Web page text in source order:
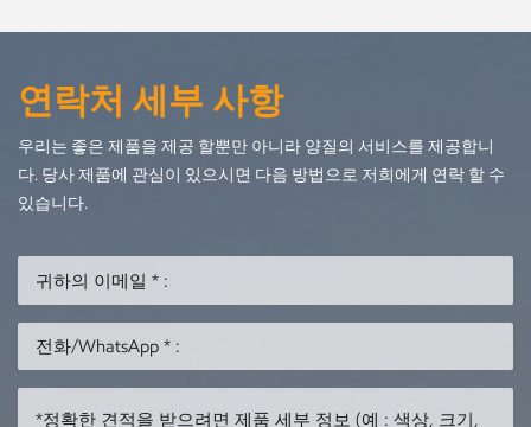
연락처 세부 사항
우리는 좋은 제품을 제공 할뿐만 아니라 양질의 서비스를 제공합니
다. 당사 제품에 관심이 있으시면 다음 방법으로 저희에게 연락 할 수
있습니다.